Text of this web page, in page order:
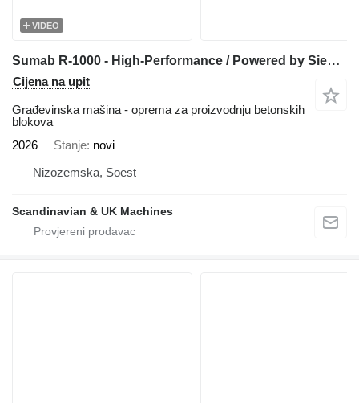
VIDEO
Sumab R-1000 - High-Performance / Powered by Siemens / Built to Last
Cijena na upit
Građevinska mašina - oprema za proizvodnju betonskih
blokova
2026
Stanje novi
Nizozemska, Soest
Scandinavian & UK Machines